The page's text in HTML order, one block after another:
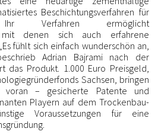
Beschichtungsverfahren für
Ihr Verfahren ermöglicht
mit denen sich auch erfahrene
fühlt sich einfach wunderschön an,
Adrian Bajrami nach der
das Produkt. 1.000 Euro Preisgeld,
Sachsen, bringen
– gesicherte Patente und
Playern auf dem Trockenbau-
Voraussetzungen für eine